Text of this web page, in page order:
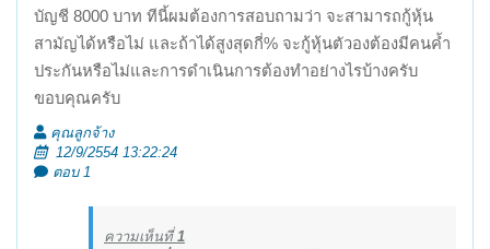
บัญชี 8000 บาท ทีนี้ผมต้องการสอบถามว่า จะสามารถกู้หุ้น
สามัญได้หรือไม่ และถ้าได้สูงสุดกี่% จะกู้หุ้นตัวองต้องมีคนค้ำ
ประกันหรือไม่และการดำเนินการต้องทำอย่างไรบ้างครับ
ขอบคุณครับ
คุณลูกจ้าง
12/9/2554 13:22:24
ตอบ 1
ความเห็นที่1